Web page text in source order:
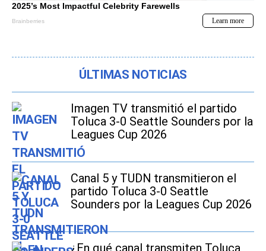
ÚLTIMAS NOTICIAS
Imagen TV transmitió el partido
Toluca 3-0 Seattle Sounders por la
Leagues Cup 2026
Canal 5 y TUDN transmitieron el
partido Toluca 3-0 Seattle
Sounders por la Leagues Cup 2026